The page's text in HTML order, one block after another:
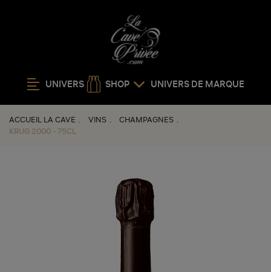
UNIVERS SHOP UNIVERS DE MARQUE
ACCUEIL LA CAVE VINS
CHAMPAGNES
KRUG 2000 - 75CL